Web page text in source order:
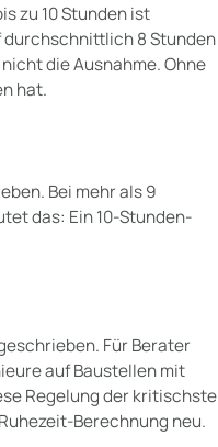
zu 10 Stunden ist
durchschnittlich 8 Stunden
die Ausnahme. Ohne
hat.
Bei mehr als 9
das: Ein 10-Stunden-
Für Berater
auf Baustellen mit
Regelung der kritischste
Berechnung neu.